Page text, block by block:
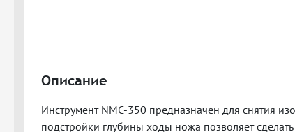
Описание
Инструмент NMC-350 предназначен для снятия
подстройки глубины ходы ножа позволяет